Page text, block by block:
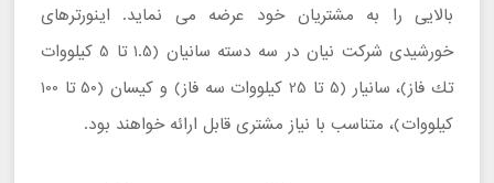
بالايی را به مشتريان خود عرضه می نمايد. اینورترهای
خورشیدی شركت نيان در سه دسته سانيان (1.5 تا 5 كيلووات
تك فاز)، سانيار (5 تا 25 كيلووات سه فاز) و كيسان (50 تا 100
كيلووات)، متناسب با نياز مشتری قابل ارائه خواهند بود.